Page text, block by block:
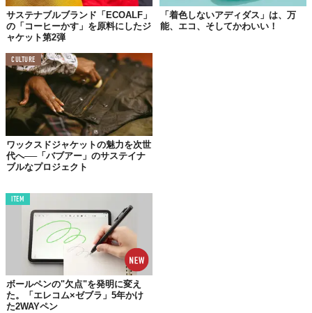
サステナブルブランド「ECOALF」
の「コーヒーかす」を原料にしたジ
ャケット第2弾
「着色しないアディダス」は、万
能、エコ、そしてかわいい！
CULTURE
ワックスドジャケットの魅力を次世
代へ──「バブアー」のサステイナ
ブルなプロジェクト
ITEM
ボールペンの"欠点"を発明に変え
た。「エレコム×ゼブラ」5年かけ
た2WAYペン